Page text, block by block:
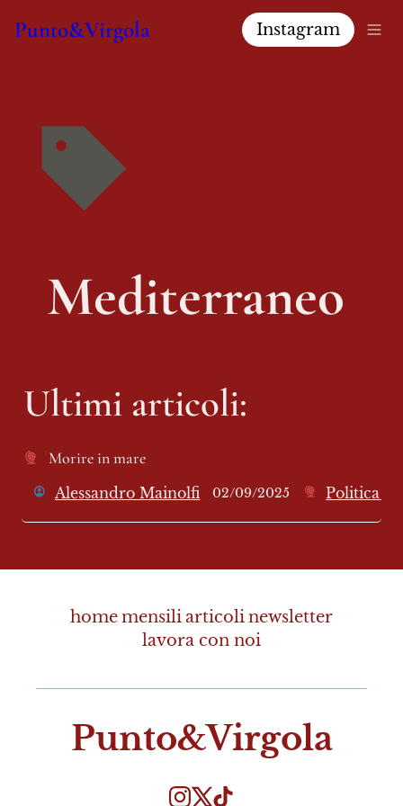
Punto&Virgola Instagram
Mediterraneo
Ultimi articoli:
Morire in mare
Alessandro Mainolfi 02/09/2025 Politica e
Punto&Virgola
homemensiliarticolinewsletter
lavora con noi